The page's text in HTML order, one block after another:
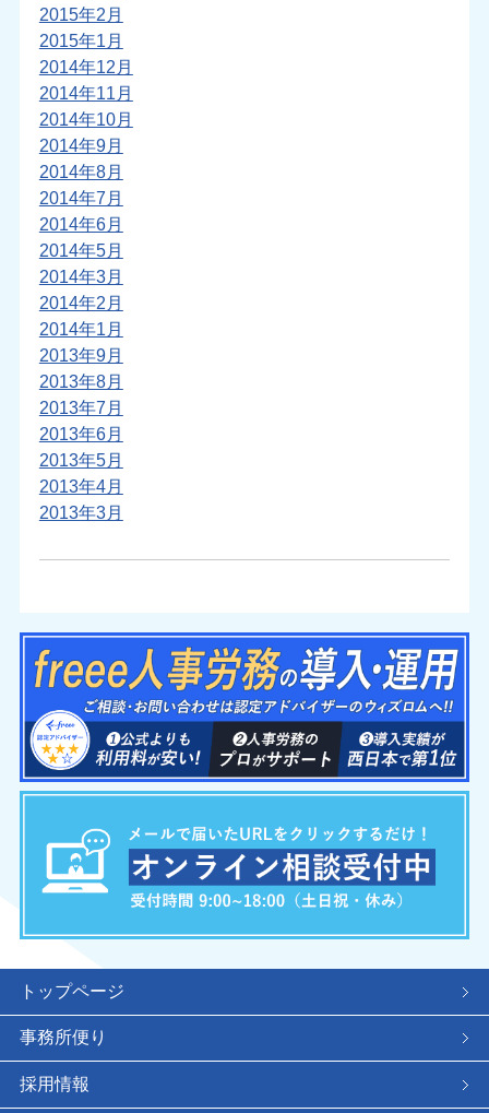
2015年2月
2015年1月
2014年12月
2014年11月
2014年10月
2014年9月
2014年8月
2014年7月
2014年6月
2014年5月
2014年3月
2014年2月
2014年1月
2013年9月
2013年8月
2013年7月
2013年6月
2013年5月
2013年4月
2013年3月
トップページ
事務所便り
採用情報